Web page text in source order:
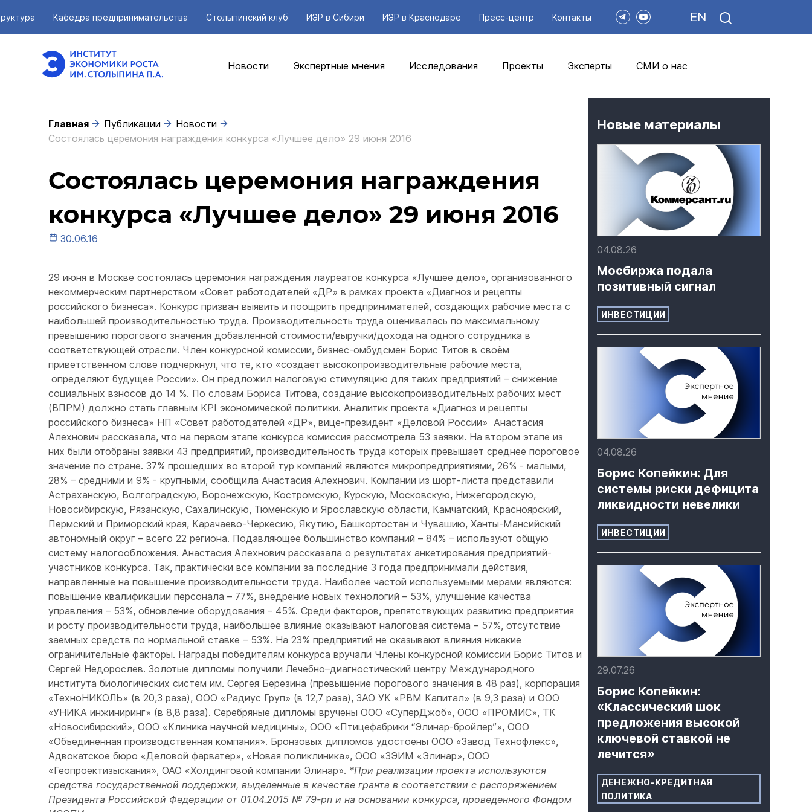
Кафедра предпринимательства Столыпинский клуб ИЭР в Сибири ИЭР в Краснодаре Пресс-центр Контакты EN
Новости Экспертные мнения Исследования Проекты Эксперты СМИ о нас
Главная Публикации
Новости
Состоялась церемония награждения конкурса «Лучшее дело» 29 июня 2016
Состоялась церемония награждения
конкурса «Лучшее дело» 29 июня 2016
30.06.16
29 июня в Москве состоялась церемония награждения лауреатов конкурса «Лучшее дело», организованного
некоммерческим партнерством «Совет работодателей «ДР» в рамках проекта «Диагноз и рецепты
российского бизнеса». Конкурс призван выявить и поощрить предпринимателей, создающих рабочие места с
наибольшей производительностью труда. Производительность труда оценивалась по максимальному
превышению порогового значения добавленной стоимости/выручки/дохода на одного сотрудника в
соответствующей отрасли. Член конкурсной комиссии, бизнес-омбудсмен Борис Титов в своём
приветственном слове подчеркнул, что те, кто «создает высокопроизводительные рабочие места,
определяют будущее России». Он предложил налоговую стимуляцию для таких предприятий – снижение
социальных взносов до 14 %. По словам Бориса Титова, создание высокопроизводительных рабочих мест
(ВПРМ) должно стать главным KPI экономической политики. Аналитик проекта «Диагноз и рецепты
российского бизнеса» НП «Совет работодателей «ДР», вице-президент «Деловой России» Анастасия
Алехнович рассказала, что на первом этапе конкурса комиссия рассмотрела 53 заявки. На втором этапе из
них были отобраны заявки 43 предприятий, производительность труда которых превышает среднее пороговое
значение по стране. 37% прошедших во второй тур компаний являются микропредприятиями, 26% ‑ малыми,
28% – средними и 9% - крупными, сообщила Анастасия Алехнович. Компании из шорт-листа представили
Астраханскую, Волгоградскую, Воронежскую, Костромскую, Курскую, Московскую, Нижегородскую,
Новосибирскую, Рязанскую, Сахалинскую, Тюменскую и Ярославскую области, Камчатский, Красноярский,
Пермский и Приморский края, Карачаево-Черкесию, Якутию, Башкортостан и Чувашию, Ханты-Мансийский
автономный округ – всего 22 региона. Подавляющее большинство компаний – 84% – используют общую
систему налогообложения. Анастасия Алехнович рассказала о результатах анкетирования предприятий-
участников конкурса. Так, практически все компании за последние 3 года предпринимали действия,
направленные на повышение производительности труда. Наиболее частой используемыми мерами являются:
повышение квалификации персонала – 77%, внедрение новых технологий – 53%, улучшение качества
управления – 53%, обновление оборудования – 45%. Среди факторов, препятствующих развитию предприятия
и росту производительности труда, наибольшее влияние оказывают налоговая система – 57%, отсутствие
заемных средств по нормальной ставке – 53%. На 23% предприятий не оказывают влияния никакие
ограничительные факторы. Награды победителям конкурса вручали Члены конкурсной комиссии Борис Титов и
Сергей Недорослев. Золотые дипломы получили Лечебно–диагностический центру Международного
института биологических систем им. Сергея Березина (превышение порогового значения в 48 раз), корпорация
«ТехноНИКОЛЬ» (в 20,3 раза), ООО «Радиус Груп» (в 12,7 раза), ЗАО УК «РВМ Капитал» (в 9,3 раза) и ООО
«УНИКА инжиниринг» (в 8,8 раза). Серебряные дипломы вручены ООО «СуперДжоб», ООО «ПРОМИС», ТК
«Новосибирский», ООО «Клиника научной медицины», ООО «Птицефабрики “Элинар-бройлер”», ООО
«Объединенная производственная компания». Бронзовых дипломов удостоены ООО «Завод Технофлекс»,
Адвокатское бюро «Деловой фарватер», «Новая поликлиника», ООО «ЗЭИМ «Элинар», ООО
«Геопроектизыскания», ОАО «Холдинговой компании Элинар». *При реализации проекта используются
средства государственной поддержки, выделенные в качестве гранта в соответствии с распоряжением
Президента Российской Федерации от 01.04.2015 № 79-рп и на основании конкурса, проведенного Фондом
Новые материалы
04.08.26
Мосбиржа подала
позитивный сигнал
ИНВЕСТИЦИИ
04.08.26
Борис Копейкин: Для
системы риски дефицита
ликвидности невелики
ИНВЕСТИЦИИ
29.07.26
Борис Копейкин:
«Классический шок
предложения высокой
ключевой ставкой не
лечится»
ДЕНЕЖНО-КРЕДИТНАЯ
ПОЛИТИКА